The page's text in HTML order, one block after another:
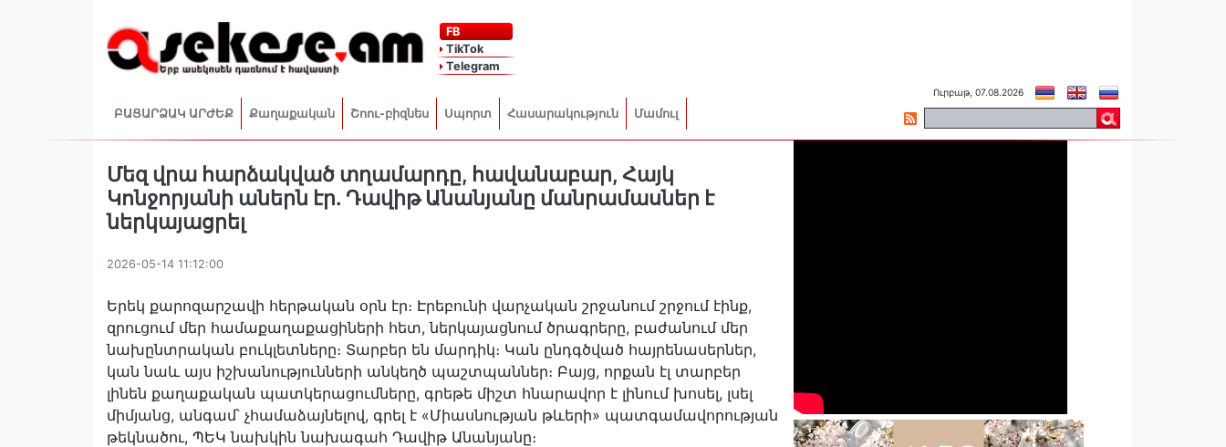
FB
TikTok
Telegram
ԲԱՑԱՐՁԱԿ ԱՐԺԵՔ Քաղաքական Շոու-բիզնես Սպորտ Հասարակություն Մամուլ
Ուրբաթ, 07.08.2026
Մեզ վրա հարձակված տղամարդը, հավանաբար, Հայկ
Կոնջորյանի աներն էր. Դավիթ Անանյանը մանրամասներ է
ներկայացրել
2026-05-14 11:12:00
Երեկ քարոզարշավի հերթական օրն էր։ Էրեբունի վարչական շրջանում շրջում էինք,
զրուցում մեր համաքաղաքացիների հետ, ներկայացնում ծրագրերը, բաժանում մեր
նախընտրական բուկլետները։ Տարբեր են մարդիկ։ Կան ընդգծված հայրենասերներ,
կան նաև այս իշխանությունների անկեղծ պաշտպաններ։ Բայց, որքան էլ տարբեր
լինեն քաղաքական պատկերացումները, գրեթե միշտ հնարավոր է լինում խոսել, լսել
միմյանց, անգամ՝ չհամաձայնելով, գրել է «Միասնության թևերի» պատգամավորության
թեկնածու, ՊԵԿ նախկին նախագահ Դավիթ Անանյանը։